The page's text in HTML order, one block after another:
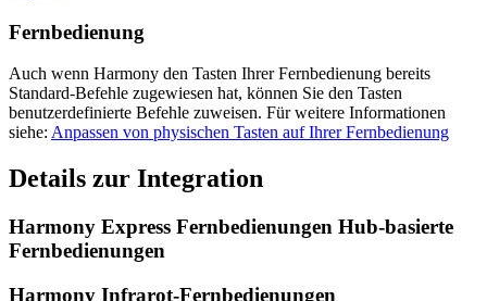
Fernbedienung
Auch wenn Harmony den Tasten Ihrer Fernbedienung bereits
Standard-Befehle zugewiesen hat, können Sie den Tasten
benutzerdefinierte Befehle zuweisen. Für weitere Informationen
siehe: Anpassen von physischen Tasten auf Ihrer Fernbedienung
Details zur Integration
Harmony Express Fernbedienungen Hub-basierte
Fernbedienungen
Harmony Infrarot-Fernbedienungen